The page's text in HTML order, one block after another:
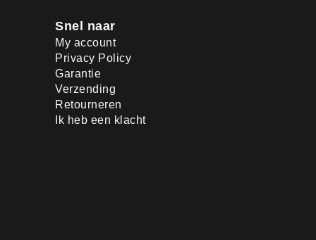
Snel naar
My account
Privacy Policy
Garantie
Verzending
Retourneren
Ik heb een klacht